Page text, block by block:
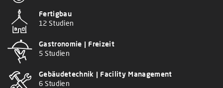
Fertigbau
12 Studien
Gastronomie | Freizeit
5 Studien
Gebäudetechnik | Facility Management
6 Studien